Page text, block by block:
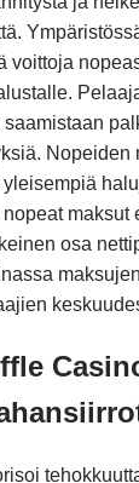
voittoja
Nopeiden
maksut
osa